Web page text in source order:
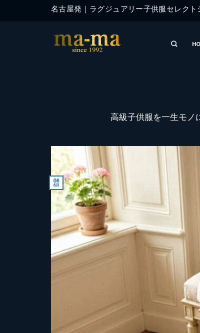
名古屋発｜ラグジュアリー子供服セレクト
高級子供服を一生モノ
08
6月